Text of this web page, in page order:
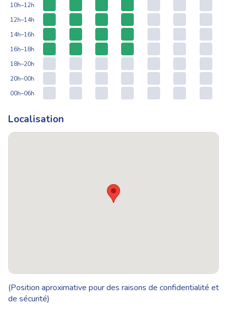
10h–12h
12h–14h
14h–16h
16h–18h
18h–20h
20h–00h
00h–06h
Localisation
(Position aproximative pour des raisons de confidentialité et
de sécurité)